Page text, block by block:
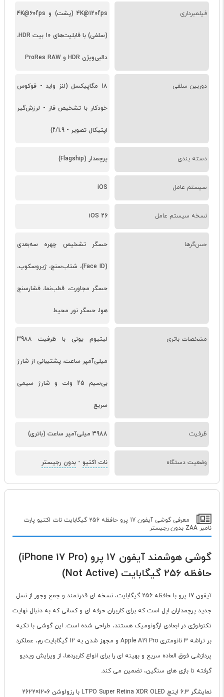
فیلمبرداری 4K@120fps (پشت) و 4K@60fps
(سلفی) با قابلیت‌های 10 بیت HDR،
دالبی‌ویژن HDR و ProRes RAW
دوربین سلفی 18 مگاپیکسل (لنز واید - فوکوس
خودکار با تشخیص فاز - لرزش‌گیر
اپتیکال تصویر - f/1.9)
دسته ‌بندی پرچمدار (Flagship)
سیستم عامل iOS
نسخه سیستم عامل iOS 26
حس‌گرها حسگر تشخیص چهره سه‌بعدی
(Face ID)، شتاب‌سنج، ژیروسکوپ،
حسگر مجاورت، قطب‌نما، فشارسنج
هوا، حسگر نور محیط
مشخصات باتری لیتیوم‌ یونی با ظرفیت 3988
میلی‌آمپر ساعت، پشتیبانی از شارژ
بی‌سیم 25 وات و شارژ سیمی
سریع
ظرفیت 3988 میلی‌آمپر ساعت (باتری)
وضعیت دستگاه نات اکتیو - بدون رجیستر
معرفی گوشی آیفون 17 پرو حافظه 256 گیگابایت نات اکتیو پارت
نامبر ZAA بدون رجیستر
گوشی هوشمند آیفون 17 پرو (iPhone 17 Pro)
حافظه 256 گیگابایت (Not Active)
آیفون 17 پرو با حافظه 256 گیگابایت، نسخه ای قدرتمند و جمع وجور از نسل
جدید پرچمداران اپل است که برای کاربران حرفه ای و کسانی که به دنبال نهایت
تکنولوژی در ابعادی ارگونومیک هستند، طراحی شده است. این گوشی با تکیه
بر تراشه 3 نانومتری Apple A19 Pro و مجهز شدن به 12 گیگابایت رم، عملکرد
پردازشی فوق العاده سریع و بهینه ای را برای انواع کاربردها، از ویرایش ویدیو
گرفته تا بازی های سنگین، تضمین می کند.
نمایشگر 6.3 اینچ LTPO Super Retina XDR OLED با رزولوشن 1206×2622